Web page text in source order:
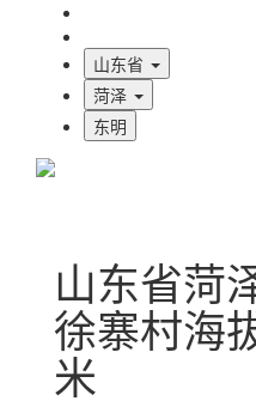
山东省
菏泽
东明
山东省菏
徐寨村海
米